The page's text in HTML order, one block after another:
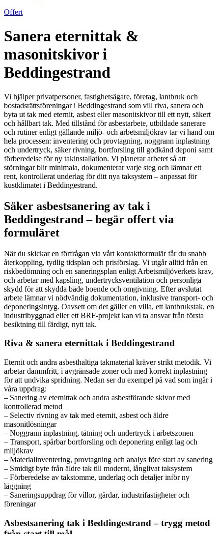
Offert
Sanera eternittak &
masonitskivor i
Beddingestrand
Vi hjälper privatpersoner, fastighetsägare, företag, lantbruk och
bostadsrättsföreningar i Beddingestrand som vill riva, sanera och
byta ut tak med eternit, asbest eller masonitskivor till ett nytt, säkert
och hållbart tak. Med tillstånd för asbestarbete, utbildade sanerare
och rutiner enligt gällande miljö- och arbetsmiljökrav tar vi hand om
hela processen: inventering och provtagning, noggrann inplastning
och undertryck, säker rivning, bortforsling till godkänd deponi samt
förberedelse för ny takinstallation. Vi planerar arbetet så att
störningar blir minimala, dokumenterar varje steg och lämnar ett
rent, kontrollerat underlag för ditt nya taksystem – anpassat för
kustklimatet i Beddingestrand.
Säker asbestsanering av tak i
Beddingestrand – begär offert via
formuläret
När du skickar en förfrågan via vårt kontaktformulär får du snabb
återkoppling, tydlig tidsplan och prisförslag. Vi utgår alltid från en
riskbedömning och en saneringsplan enligt Arbetsmiljöverkets krav,
och arbetar med kapsling, undertrycksventilation och personliga
skydd för att skydda både boende och omgivning. Efter avslutat
arbete lämnar vi nödvändig dokumentation, inklusive transport- och
deponeringsintyg. Oavsett om det gäller en villa, ett lantbrukstak, en
industribyggnad eller ett BRF-projekt kan vi ta ansvar från första
besiktning till färdigt, nytt tak.
Riva & sanera eternittak i Beddingestrand
Eternit och andra asbesthaltiga takmaterial kräver strikt metodik. Vi
arbetar dammfritt, i avgränsade zoner och med korrekt inplastning
för att undvika spridning. Nedan ser du exempel på vad som ingår i
våra uppdrag:
– Sanering av eternittak och andra asbestförande skivor med
kontrollerad metod
– Selectiv rivning av tak med eternit, asbest och äldre
masonitlösningar
– Noggrann inplastning, tätning och undertryck i arbetszonen
– Transport, spårbar bortforsling och deponering enligt lag och
miljökrav
– Materialinventering, provtagning och analys före start av sanering
– Smidigt byte från äldre tak till modernt, långlivat taksystem
– Förberedelse av takstomme, underlag och detaljer inför ny
läggning
– Saneringsuppdrag för villor, gårdar, industrifastigheter och
föreningar
Asbestsanering tak i Beddingestrand – trygg metod